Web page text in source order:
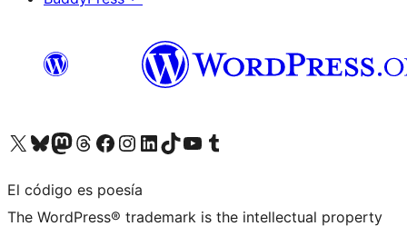
Visita nuestra cuenta de X (anteriormente Twitter)
Visita nuestra cuenta de Bluesky
Visita nuestra cuenta de Mastodon
Visita nuestra cuenta de Threads
Visita nuestra página de Facebook
Visita nuestra cuenta de Instagram
Visita nuestra cuenta de LinkedIn
Visita nuestra cuenta de TikTok
Visita nuestro canal de YouTube
Visita nuestra cuenta de Tumblr
El código es poesía
The WordPress® trademark is the intellectual property